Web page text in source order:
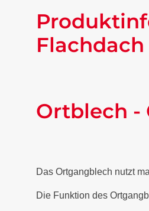
Ortblech -
Das Ortgangblech nutzt
Die Funktion des